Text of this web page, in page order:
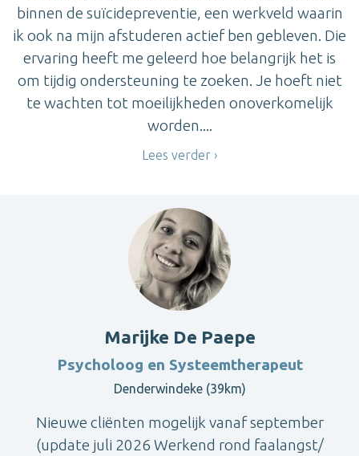
binnen de suïcidepreventie, een werkveld waarin
ik ook na mijn afstuderen actief ben gebleven. Die
ervaring heeft me geleerd hoe belangrijk het is
om tijdig ondersteuning te zoeken. Je hoeft niet
te wachten tot moeilijkheden onoverkomelijk
worden....
Lees verder
Marijke De Paepe
Psycholoog en Systeemtherapeut
Denderwindeke (39km)
Nieuwe cliënten mogelijk vanaf september
(update juli 2026 Werkend rond faalangst/